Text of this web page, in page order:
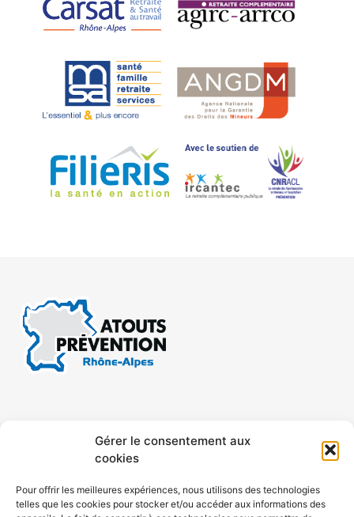
Gérer le consentement aux
cookies
Pour offrir les meilleures expériences, nous utilisons des technologies
telles que les cookies pour stocker et/ou accéder aux informations des
CONTACT MENTIONS LÉGALES
ACCESSIBILITÉ